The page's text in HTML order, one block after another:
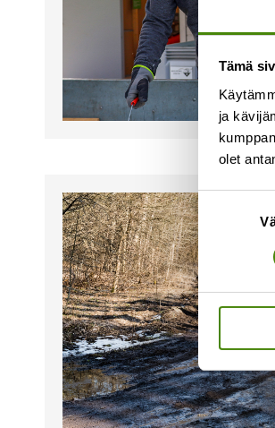
Tämä
ja
olet
valinta